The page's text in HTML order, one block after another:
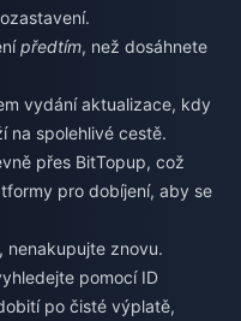
předtím, než dosáhnete
vydání aktualizace, kdy
na spolehlivé cestě.
přes BitTopup, což
pro dobíjení, aby se
nenakupujte znovu.
pomocí ID
po čisté výplatě,